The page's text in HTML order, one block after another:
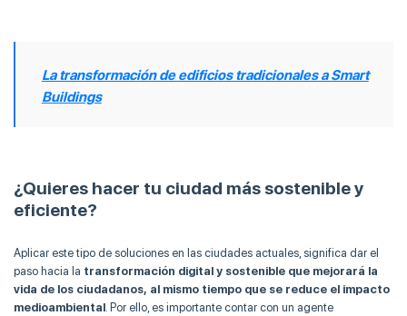
La transformación de edificios tradicionales a Smart
Buildings
¿Quieres hacer tu ciudad más sostenible y
eficiente?
Aplicar este tipo de soluciones en las ciudades actuales, significa dar el
paso hacia la transformación digital y sostenible que mejorará la
vida de los ciudadanos, al mismo tiempo que se reduce el impacto
medioambiental. Por ello, es importante contar con un agente